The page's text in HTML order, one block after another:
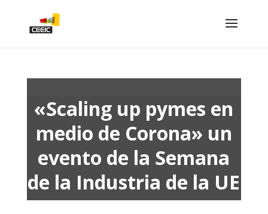
«Scaling up pymes en
medio de Corona» un
evento de la Semana
de la Industria de la UE